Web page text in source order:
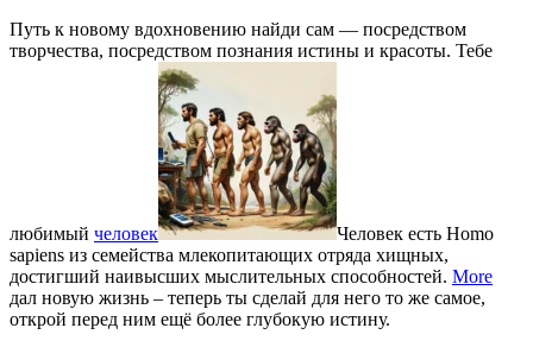
Путь к новому вдохновению найди сам — посредством
творчества, посредством познания истины и красоты. Тебе
любимый человек
Человек есть Homo
sapiens из семейства млекопитающих отряда хищных,
достигший наивысших мыслительных способностей. More
дал новую жизнь – теперь ты сделай для него то же самое,
открой перед ним ещё более глубокую истину.